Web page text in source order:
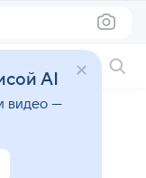
AI
видео —